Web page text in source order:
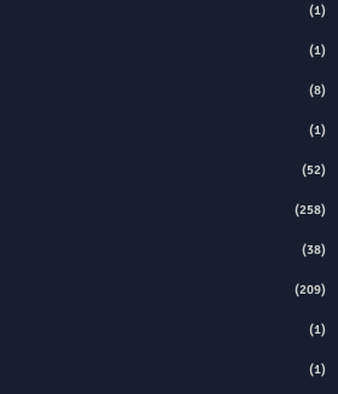
(1)
(1)
(8)
(1)
(52)
(258)
(38)
(209)
(1)
(1)